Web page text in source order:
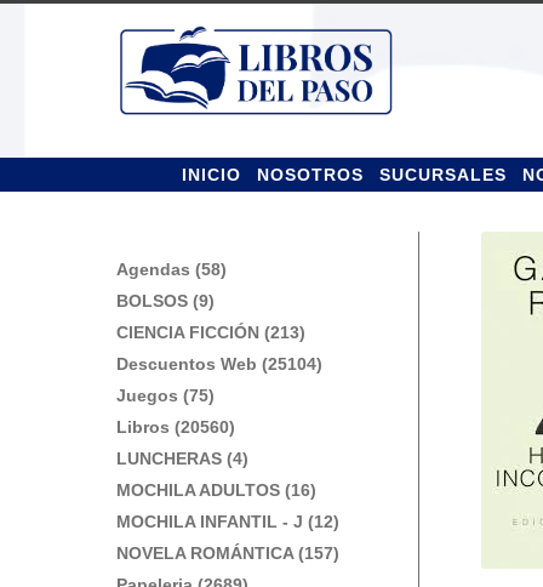
Ir
la
navegación
Ir
contenido
INICIO NOSOTROS SUCURSALES
Agendas (58)
BOLSOS (9)
CIENCIA FICCIÓN (213)
Descuentos Web (25104)
Juegos (75)
Libros (20560)
LUNCHERAS (4)
MOCHILA ADULTOS (16)
MOCHILA INFANTIL - J (12)
NOVELA ROMÁNTICA (157)